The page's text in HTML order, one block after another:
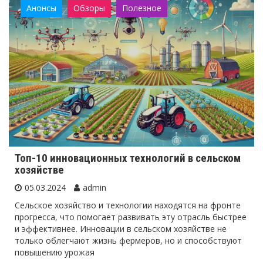
Анонсы Обзоры Полезное
Топ-10 инновационных технологий в сельском
хозяйстве
05.03.2024
admin
Сельское хозяйство и технологии находятся на фронте
прогресса, что помогает развивать эту отрасль быстрее
и эффективнее. Инновации в сельском хозяйстве не
только облегчают жизнь фермеров, но и способствуют
повышению урожая